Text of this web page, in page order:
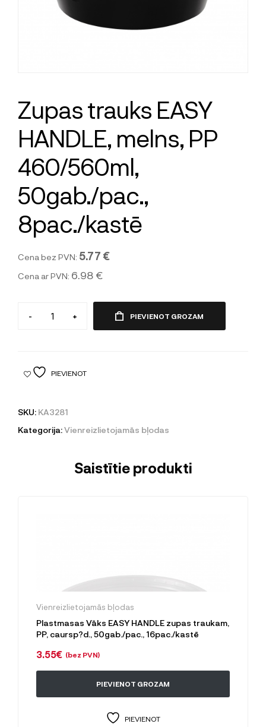
Zupas trauks EASY
HANDLE, melns, PP
460/560ml,
50gab./pac.,
8pac./kastē
Cena bez PVN: 5.77 €
Cena ar PVN: 6.98 €
- + PIEVIENOT GROZAM
PIEVIENOT
SKU: KA3281
Kategorija:Vienreizlietojamās bļodas
Saistītie produkti
Vienreizlietojamās bļodas
Plastmasas Vāks EASY HANDLE zupas traukam,
PP, caursp?d., 50gab./pac., 16pac./kastē
3.55€ (bez PVN)
PIEVIENOT GROZAM
PIEVIENOT